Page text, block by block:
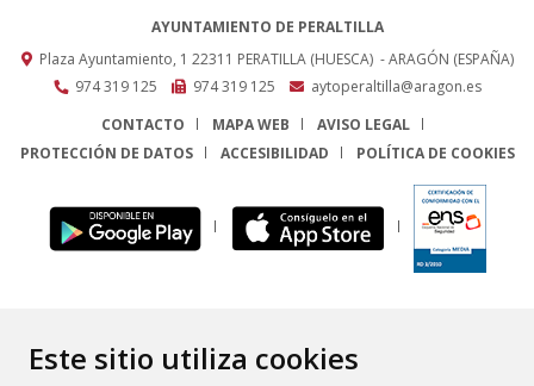
Este sitio utiliza cookies
AYUNTAMIENTO DE PERALTILLA
Plaza Ayuntamiento, 1 22311 PERATILLA (HUESCA) - ARAGÓN (ESPAÑA)
974 319 125
974 319 125
aytoperaltilla@aragon.es
CONTACTO
MAPA WEB
AVISO LEGAL
PROTECCIÓN DE DATOS
ACCESIBILIDAD POLÍTICA DE COOKIES